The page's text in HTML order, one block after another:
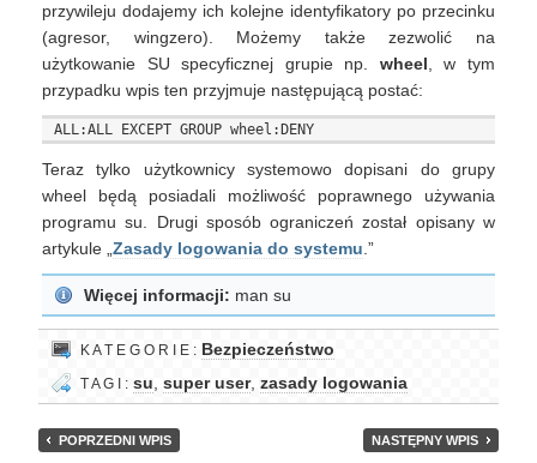
przywileju dodajemy ich kolejne identyfikatory po przecinku
(agresor, wingzero). Możemy także zezwolić na
użytkowanie SU specyficznej grupie np. wheel , w tym
przypadku wpis ten przyjmuje następującą postać:
Teraz tylko użytkownicy systemowo dopisani do grupy
wheel będą posiadali możliwość poprawnego używania
programu su. Drugi sposób ograniczeń został opisany w
artykule „ Zasady logowania do systemu .”
Więcej informacji: man su
K A T E G O R I E : Bezpieczeństwo
T A G I : su super user, zasady logowania
POPRZEDNI WPIS NASTĘPNY WPIS